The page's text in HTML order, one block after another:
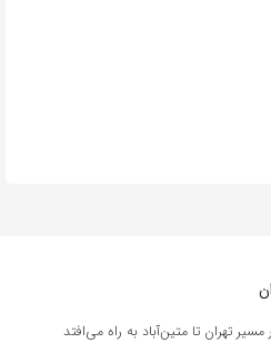
تهران تا متین‌آباد به راه می‌افتد